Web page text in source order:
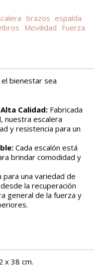
brazos espalda
Movilidad Fuerza
el bienestar sea
Calidad:Fabricada
nuestra escalera
y resistencia para un
Cada escalón está
brindar comodidad y
para una variedad de
la recuperación
general de la fuerza y
x 38 cm.